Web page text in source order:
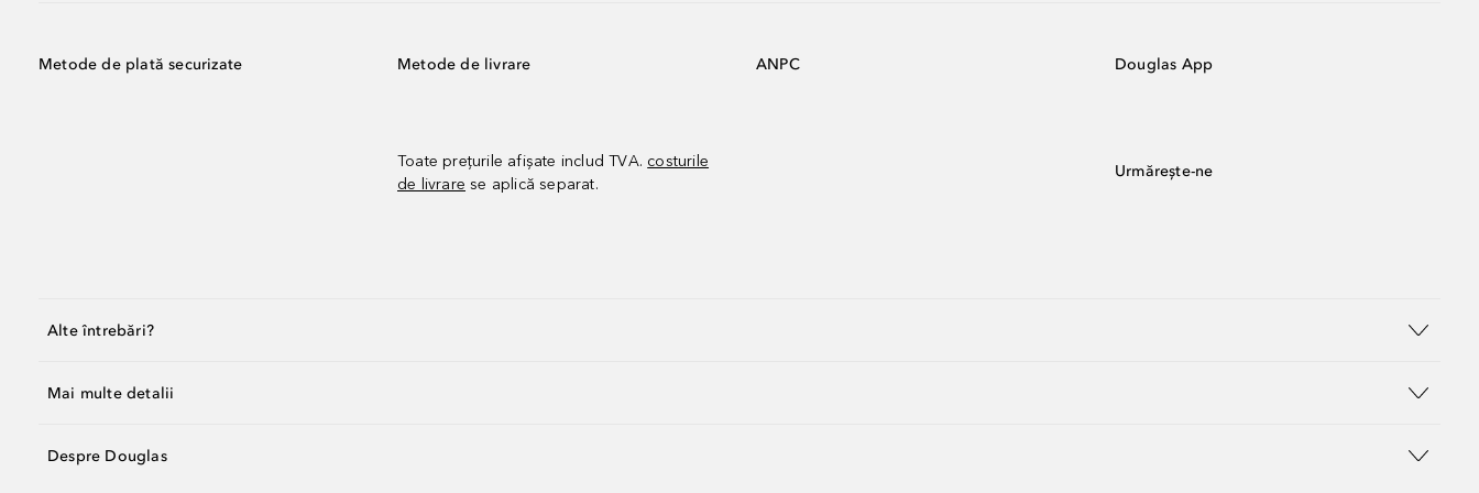
Metode de plată securizate Metode de livrare
Toate prețurile afișate includ TVA. costurile
de livrare se aplică separat.
ANPC Douglas App
Urmărește-ne
Alte întrebări?
Mai multe detalii
Despre Douglas